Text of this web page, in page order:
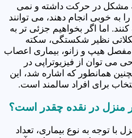
مشکل در حرکت داشته و نمی
به خوبی انجام دهند، می توانند
اما اگر بخواهیم جزئی تر به
نظیر شکستگی، سکته
هیپ و زانو، بیماری اعصاب
توان از فیزیوتراپی در
همانطور که اشاره شد، این
برای افراد سالمند است.
منزل در نقده چقدر است؟
با توجه به نوع بیماری، تعداد